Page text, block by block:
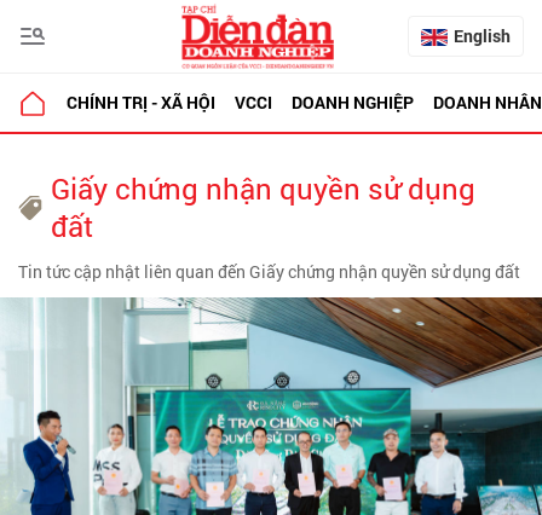
English
CHÍNH TRỊ - XÃ HỘI VCCI DOANH NGHIỆP DOANH NHÂN
Giấy chứng nhận quyền sử dụng
đất
Tin tức cập nhật liên quan đến Giấy chứng nhận quyền sử dụng đất